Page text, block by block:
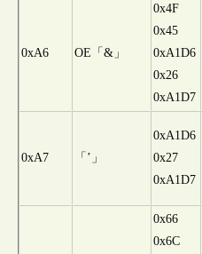
0xA6 OE「&」
0x4F
0x45
0xA1D6
0x26
0xA1D7
0xA7 「’」
0xA1D6
0x27
0xA1D7
0x66
0x6C